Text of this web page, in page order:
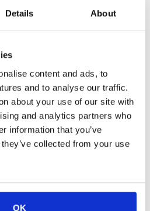
Details About
content and ads, to
and to analyse our traffic.
about your use of our site with
and analytics partners who
information that you’ve
collected from your use
OK
de réunion et de
voyage en date a été
occasion de
du secteur de la
architectes et les
les intégrateurs de
de mobilier, les
audiovisuels et les
leur avons montré
de conception
aux besoins des clients